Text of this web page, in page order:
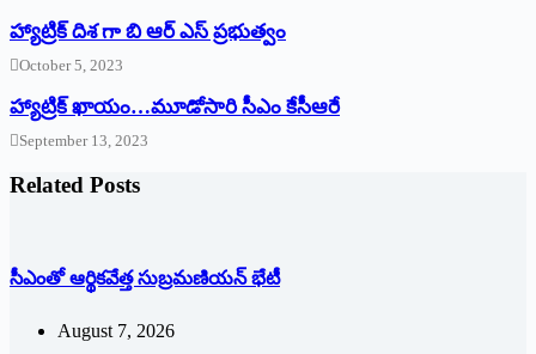
హ్యాట్రిక్ దిశ గా బి ఆర్ ఎస్ ప్రభుత్వం
October 5, 2023
హ్యాట్రిక్‌ ‌ఖాయం…మూడోసారి సీఎం కేసీఆరే
September 13, 2023
Related Posts
సీఎంతో ఆర్థికవేత్త సుబ్రమణియన్ భేటీ
August 7, 2026